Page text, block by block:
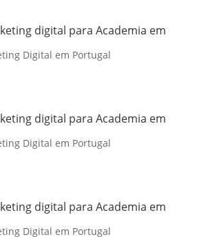
digital para Academia em
Digital em Portugal
digital para Academia em
Digital em Portugal
digital para Academia em
Digital em Portugal